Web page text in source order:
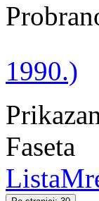
1990.)
Faseta
Lista